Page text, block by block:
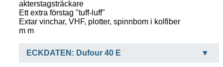
akterstagsträckare
Ett extra förstag "tuff-luff"
Extar vinchar, VHF, plotter, spinnbom i kolfiber
m m
ECKDATEN: Dufour 40 E